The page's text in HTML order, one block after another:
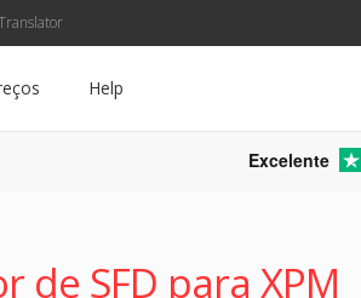
Help
Excelente
de SFD para XPM